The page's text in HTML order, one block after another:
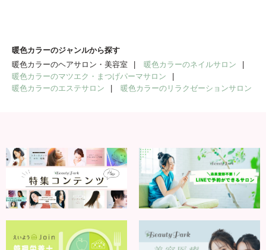
暖色カラーのジャンルから探す
暖色カラーのヘアサロン・美容室
暖色カラーのネイルサロン
暖色カラーのマツエク・まつげパーマサロン
暖色カラーのエステサロン
暖色カラーのリラクゼーションサロン